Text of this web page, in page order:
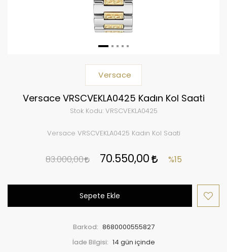
Versace
Versace VRSCVEKLA0425 Kadın Kol Saati
Stok Kodu:VRSCVEKLA0425
Versace VRSCVEKLA0425 Kadın Kol Saati
83.000,00 70.550,00 %15
Sepete Ekle
Barkod: 8680000555827
İade Bilgisi: